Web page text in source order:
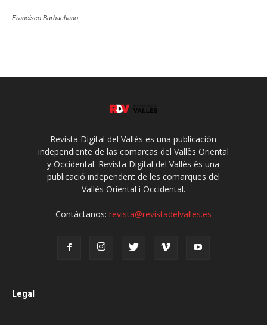
Francisco Barbachano
Revista Digital del Vallès es una publicación
independiente de las comarcas del Vallès Oriental
y Occidental. Revista Digital del Vallès és una
publicació independent de les comarques del
Vallès Oriental i Occidental.
Contáctanos: revista@revistadelvalles.es
Legal